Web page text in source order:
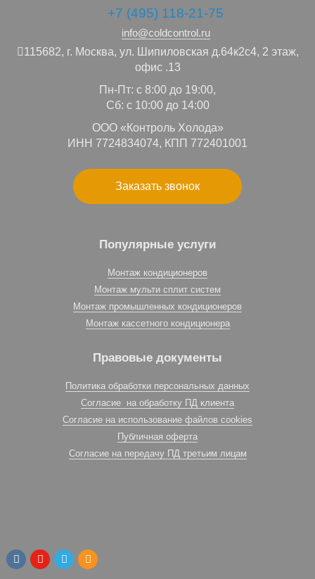
+7 (495) 118-21-75
info@coldcontrol.ru
115682, г. Москва, ул. Шипиловская д.64к2с4, 2 этаж,
офис .13
Пн-Пт: с 8:00 до 19:00,
Сб: с 10:00 до 14:00
ООО «Контроль Холода»
ИНН 7724834074, КПП 772401001
Заказать звонок
Популярные услуги
Монтаж кондиционеров
Монтаж мульти сплит систем
Монтаж промышленных кондиционеров
Монтаж кассетного кондиционера
Правовые документы
Политика обработки персональных данных
Согласие на обработку ПД клиента
Согласие на использование файлов cookies
Публичная оферта
Согласие на передачу ПД третьим лицам